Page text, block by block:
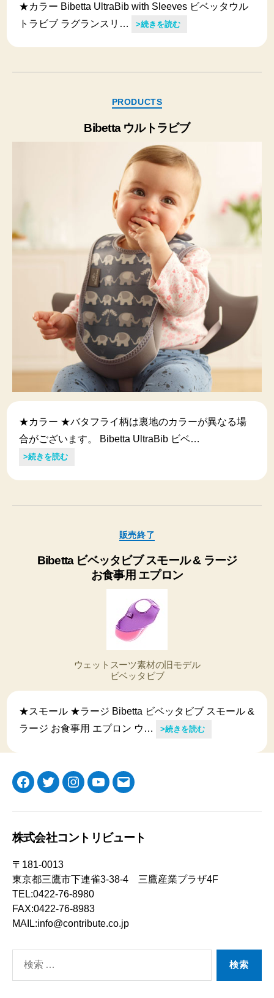
★カラー Bibetta UltraBib with Sleeves ビベッタウル
トラビブ ラグランスリ…
>続きを読む
カ
テ
ゴ
ー
PRODUCTS
Bibetta ウルトラビブ
★カラー ★バタフライ柄は裏地のカラーが異なる場
合がございます。 Bibetta UltraBib ビベ…
>続きを読む
カ
テ
ゴ
リ
ー
販売終了
Bibetta ビベッタビブ スモール & ラージ
お食事用 エプロン
ウェットスーツ素材の旧モデル
ビベッタビブ
★スモール ★ラージ Bibetta ビベッタビブ スモール &
ラージ お食事用 エプロン ウ…
>続きを読む
Facebook
TwitterInstagramYouTube
メ
株式会社コントリビュート
〒181-0013
東京都三鷹市下連雀3-38-4 三鷹産業プラザ4F
TEL:0422-76-8980
FAX:0422-76-8983
MAIL:info@contribute.co.jp
索